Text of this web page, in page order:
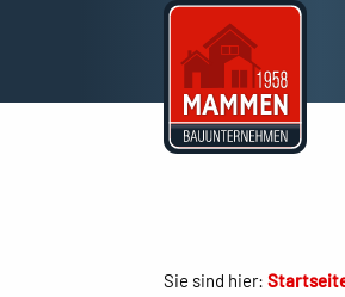
Sie sind hier: